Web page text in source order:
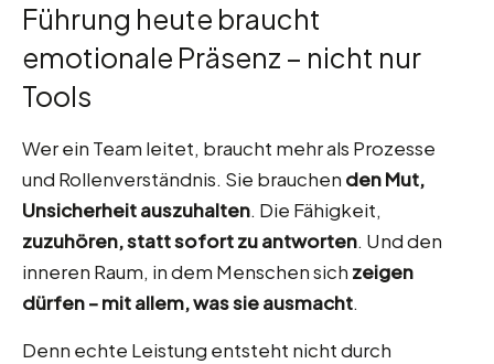
Führung heute braucht
emotionale Präsenz – nicht nur
Tools
Wer ein Team leitet, braucht mehr als Prozesse
und Rollenverständnis. Sie brauchen den Mut,
Unsicherheit auszuhalten. Die Fähigkeit,
zuzuhören, statt sofort zu antworten. Und den
inneren Raum, in dem Menschen sich zeigen
dürfen – mit allem, was sie ausmacht.
Denn echte Leistung entsteht nicht durch